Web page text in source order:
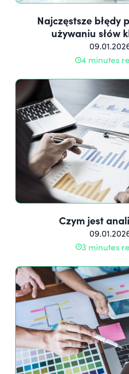
Najczęstsze błędy
używaniu słów
4 minutes
Czym jest
3 minutes